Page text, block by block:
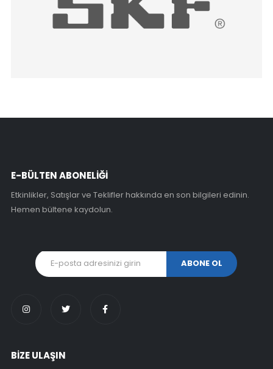
E-BÜLTEN ABONELİĞİ
Etkinlikler, Satışlar ve Teklifler hakkında en son bilgileri edinin.
Hemen bültene kaydolun.
BİZE ULAŞIN